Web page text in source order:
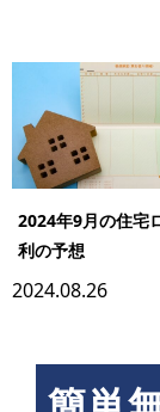
2024年9月の住宅
利の予想
2024.08.26